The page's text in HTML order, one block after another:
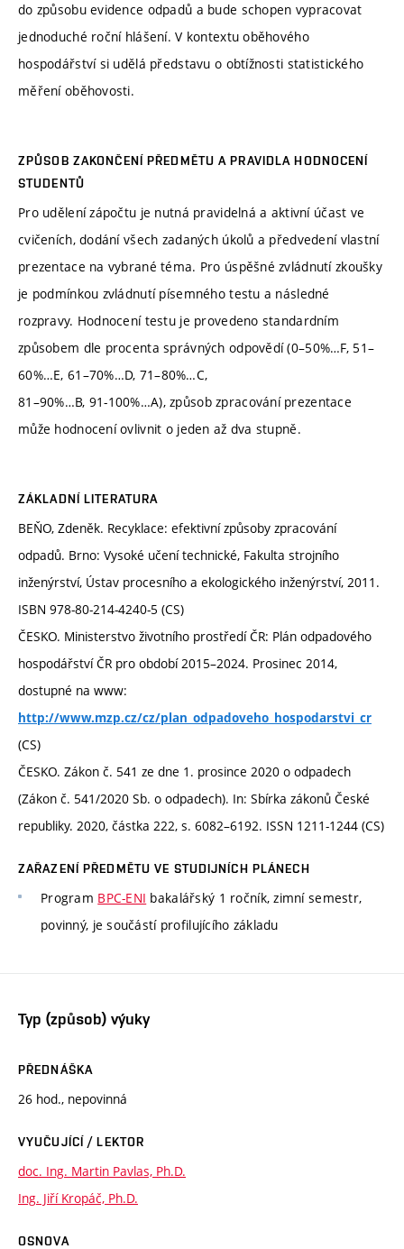
do způsobu evidence odpadů a bude schopen vypracovat
jednoduché roční hlášení. V kontextu oběhového
hospodářství si udělá představu o obtížnosti statistického
měření oběhovosti.
ZPŮSOB ZAKONČENÍ PŘEDMĚTU A PRAVIDLA HODNOCENÍ
STUDENTŮ
Pro udělení zápočtu je nutná pravidelná a aktivní účast ve
cvičeních, dodání všech zadaných úkolů a předvedení vlastní
prezentace na vybrané téma. Pro úspěšné zvládnutí zkoušky
je podmínkou zvládnutí písemného testu a následné
rozpravy. Hodnocení testu je provedeno standardním
způsobem dle procenta správných odpovědí (0–50%…F, 51–
60%…E, 61–70%…D, 71–80%…C,
81–90%…B, 91-100%…A), způsob zpracování prezentace
může hodnocení ovlivnit o jeden až dva stupně.
ZÁKLADNÍ LITERATURA
BEŇO, Zdeněk. Recyklace: efektivní způsoby zpracování
odpadů. Brno: Vysoké učení technické, Fakulta strojního
inženýrství, Ústav procesního a ekologického inženýrství, 2011.
ISBN 978-80-214-4240-5 (CS)
ČESKO. Ministerstvo životního prostředí ČR: Plán odpadového
hospodářství ČR pro období 2015–2024. Prosinec 2014,
dostupné na www:
http://www.mzp.cz/cz/plan_odpadoveho_hospodarstvi_cr
(CS)
ČESKO. Zákon č. 541 ze dne 1. prosince 2020 o odpadech
(Zákon č. 541/2020 Sb. o odpadech). In: Sbírka zákonů České
republiky. 2020, částka 222, s. 6082–6192. ISSN 1211-1244 (CS)
ZAŘAZENÍ PŘEDMĚTU VE STUDIJNÍCH PLÁNECH
Program BPC-ENI bakalářský 1 ročník, zimní semestr,
povinný, je součástí profilujícího základu
Typ (způsob) výuky
PŘEDNÁŠKA
26 hod., nepovinná
VYUČUJÍCÍ / LEKTOR
doc. Ing. Martin Pavlas, Ph.D.
Ing. Jiří Kropáč, Ph.D.
OSNOVA